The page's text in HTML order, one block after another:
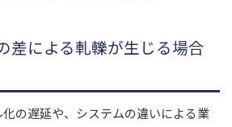
差による軋轢が生じる場合
の遅延や、システムの違いによる業